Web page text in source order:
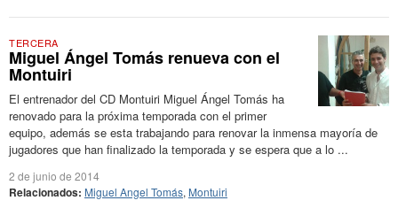
TERCERA
Miguel Ángel Tomás renueva con el
Montuiri
El entrenador del CD Montuiri Miguel Ángel Tomás ha
renovado para la próxima temporada con el primer
equipo, además se esta trabajando para renovar la inmensa mayoría de
jugadores que han finalizado la temporada y se espera que a lo ...
2 de junio de 2014
Relacionados: Miguel Angel Tomás, Montuiri